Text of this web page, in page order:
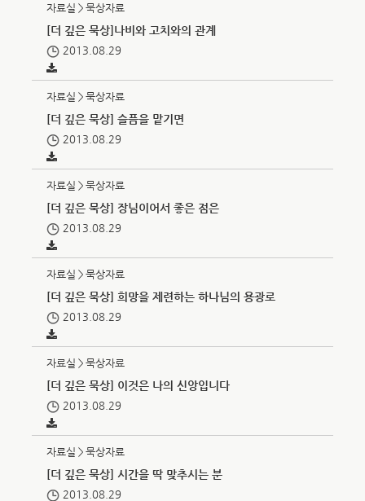
자료실＞묵상자료
[더 깊은 묵상]나비와 고치와의 관계
2013.08.29
자료실＞묵상자료
[더 깊은 묵상] 슬픔을 맡기면
2013.08.29
자료실＞묵상자료
[더 깊은 묵상] 장님이어서 좋은 점은
2013.08.29
자료실＞묵상자료
[더 깊은 묵상] 희망을 제련하는 하나님의 용광로
2013.08.29
자료실＞묵상자료
[더 깊은 묵상] 이것은 나의 신앙입니다
2013.08.29
자료실＞묵상자료
[더 깊은 묵상] 시간을 딱 맞추시는 분
2013.08.29